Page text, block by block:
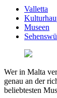
Valletta
Museen
Wer in Malta
genau an der
beliebtesten